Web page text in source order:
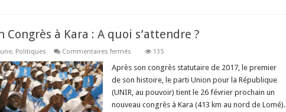
Congrès à Kara : A quoi s’attendre ?
, Politiques Commentaires ferméssur
parti
en
Congrès
à
Kara
135
Après son congrès statutaire de 2017, le premier
de son histoire, le parti Union pour la République
(UNIR, au pouvoir) tient le 26 février prochain un
nouveau congrès à Kara (413 km au nord de Lomé).